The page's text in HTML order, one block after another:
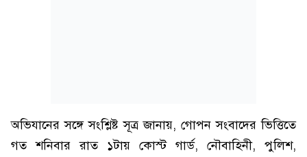
অভিযানের সঙ্গে সংশ্লিষ্ট সূত্র জানায়, গোপন সংবাদের ভিত্তিতে
গত শনিবার রাত ১টায় কোস্ট গার্ড, নৌবাহিনী, পুলিশ,